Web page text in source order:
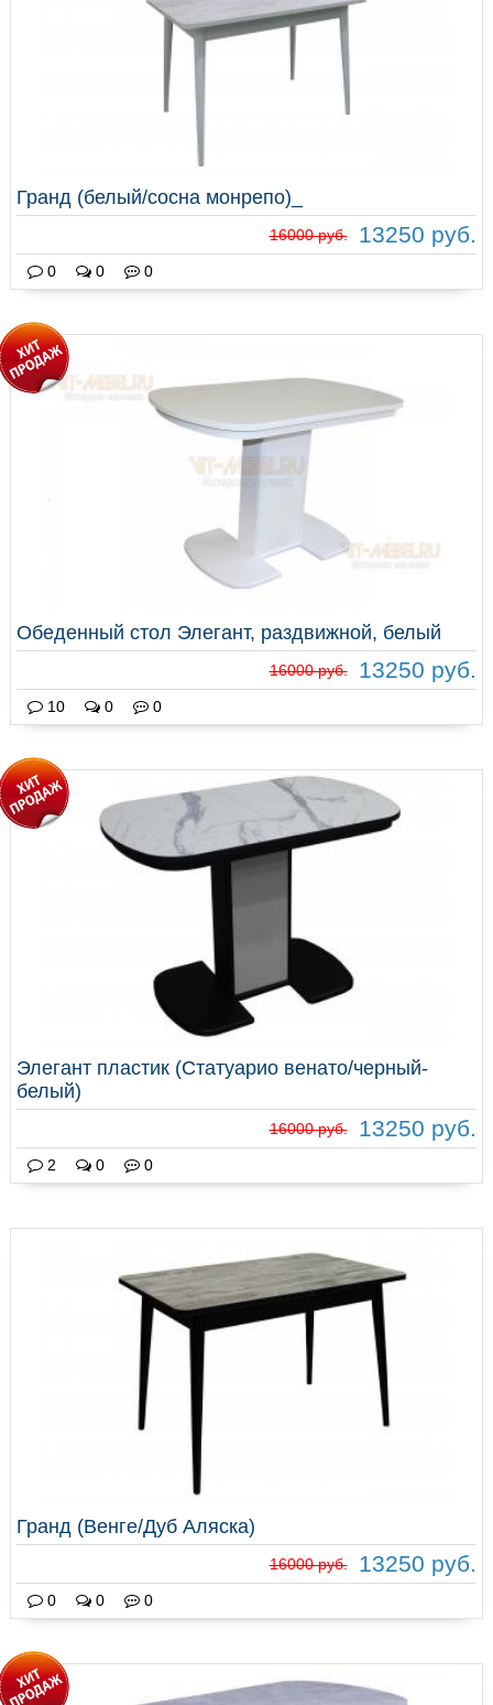
Гранд (белый/сосна монрепо)_
16000 руб. 13250 руб.
0 0 0
Обеденный стол Элегант, раздвижной, белый
16000 руб. 13250 руб.
10 0 0
Элегант пластик (Статуарио венато/черный-
белый)
16000 руб. 13250 руб.
2 0 0
Гранд (Венге/Дуб Аляска)
16000 руб. 13250 руб.
0 0 0